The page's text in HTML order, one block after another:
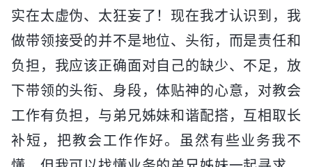
实在太虚伪、太狂妄了！现在我才认识到，我
做带领接受的并不是地位、头衔，而是责任和
负担，我应该正确面对自己的缺少、不足，放
下带领的头衔、身段，体贴神的心意，对教会
工作有负担，与弟兄姊妹和谐配搭，互相取长
补短，把教会工作作好。虽然有些业务我不